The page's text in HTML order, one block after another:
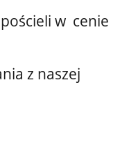
w cenie
z naszej